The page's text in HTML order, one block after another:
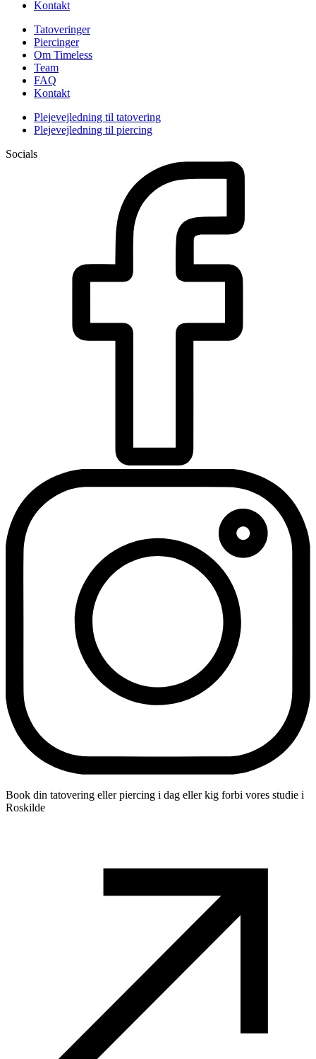
Kontakt
Tatoveringer
Piercinger
Om Timeless
Team
FAQ
Kontakt
Plejevejledning til tatovering
Plejevejledning til piercing
Socials
Book din tatovering eller piercing i dag eller kig forbi vores studie i
Roskilde